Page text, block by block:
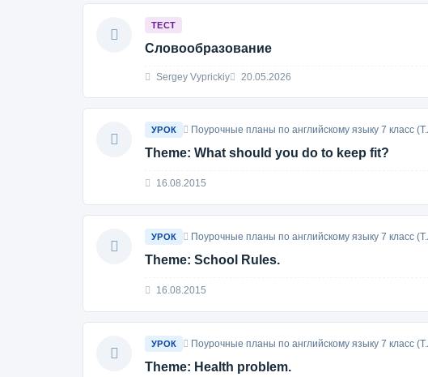
ТЕСТ
Словообразование
Sergey Vyprickiy 20.05.2026
УРОК Поурочные планы по английскому языку 7 класс
Тheme: What should you do to keep fit?
16.08.2015
УРОК Поурочные планы по английскому языку 7 класс
Тheme: School Rules.
16.08.2015
УРОК Поурочные планы по английскому языку 7 класс
Тheme: Health problem.